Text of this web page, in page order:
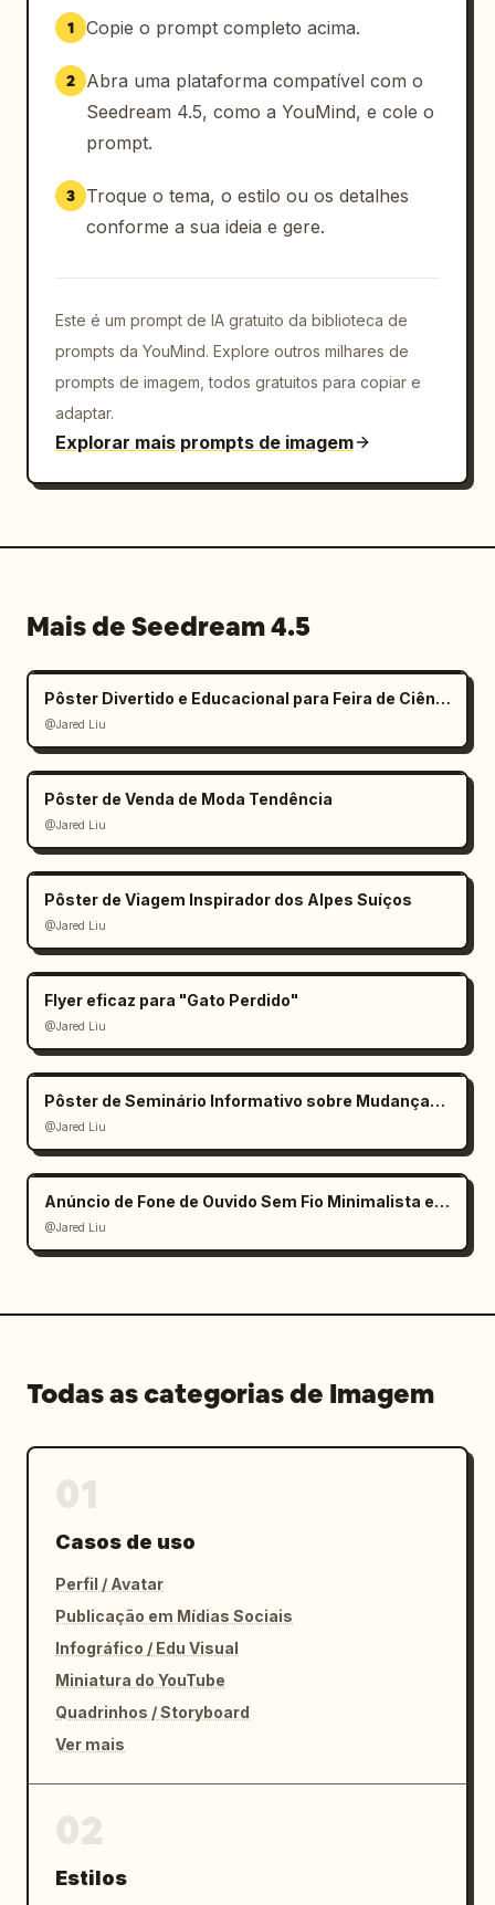
1 Copie o prompt completo acima.
2
Abra uma plataforma compatível com o
Seedream 4.5, como a YouMind, e cole o
prompt.
3
Troque o tema, o estilo ou os detalhes
conforme a sua ideia e gere.
Este é um prompt de IA gratuito da biblioteca de
prompts da YouMind. Explore outros milhares de
prompts de imagem, todos gratuitos para copiar e
adaptar.
Explorar mais prompts de imagem
Mais de Seedream 4.5
Pôster Divertido e Educacional para Feira de Ciências Infantil
@Jared Liu
Pôster de Venda de Moda Tendência
@Jared Liu
Pôster de Viagem Inspirador dos Alpes Suíços
@Jared Liu
Flyer eficaz para "Gato Perdido"
@Jared Liu
Pôster de Seminário Informativo sobre Mudanças Climáticas
@Jared Liu
Anúncio de Fone de Ouvido Sem Fio Minimalista e Elegante
@Jared Liu
Todas as categorias de Imagem
Casos de uso
Perfil / Avatar
Publicação em Mídias Sociais
Infográfico / Edu Visual
Miniatura do YouTube
Quadrinhos / Storyboard
Ver mais
Estilos